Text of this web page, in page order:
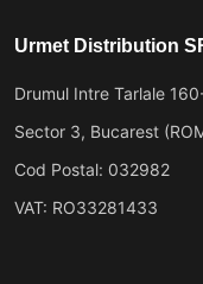
Urmet Distribution
Drumul Intre Tarlale
Sector 3, Bucarest
Cod Postal: 032982
VAT: RO33281433